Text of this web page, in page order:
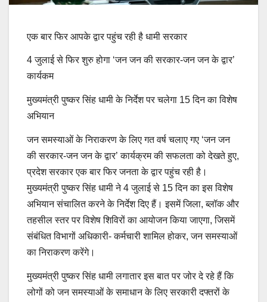
एक बार फिर आपके द्वार पहुंच रही है धामी सरकार
4 जुलाई से फिर शुरु होगा ‘जन जन की सरकार-जन जन के द्वार’
कार्यकम
मुख्यमंत्री पुष्कर सिंह धामी के निर्देश पर चलेगा 15 दिन का विशेष
अभियान
जन समस्याओं के निराकरण के लिए गत वर्ष चलाए गए ‘जन जन
की सरकार-जन जन के द्वार’ कार्यक्रम की सफलता को देखते हुए,
प्रदेश सरकार एक बार फिर जनता के द्वार पहुंच रही है।
मुख्यमंत्री पुष्कर सिंह धामी ने 4 जुलाई से 15 दिन का इस विशेष
अभियान संचालित करने के निर्देश दिए हैं। इसमें जिला, ब्लॉक और
तहसील स्तर पर विशेष शिविरों का आयोजन किया जाएगा, जिसमें
संबंधित विभागों अधिकारी- कर्मचारी शामिल होकर, जन समस्याओं
का निराकरण करेंगे।
मुख्यमंत्री पुष्कर सिंह धामी लगातार इस बात पर जोर दे रहे हैं कि
लोगों को जन समस्याओं के समाधान के लिए सरकारी दफ्तरों के